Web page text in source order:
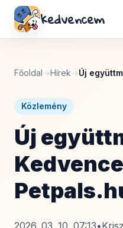
kedvencem
Főoldal→Hírek→
Közlemény
Új
2026. 03. 10. 07:13•